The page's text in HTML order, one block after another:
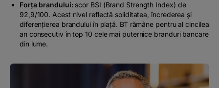
Forța brandului: scor BSI (Brand Strength Index) de
92,9/100. Acest nivel reflectă soliditatea, încrederea și
diferențierea brandului în piață. BT rămâne pentru al cincilea
an consecutiv în top 10 cele mai puternice branduri bancare
din lume.